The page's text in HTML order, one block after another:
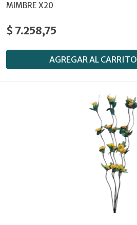
MIMBRE X20
$ 7.258,75
AGREGAR AL CARRITO